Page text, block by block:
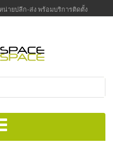
ายปลีก-ส่ง พร้อมบริการติดตั้ง